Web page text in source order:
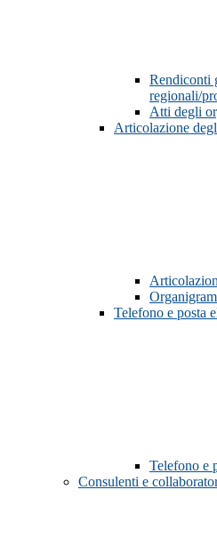
Rendiconti
regionali/
Atti degli
Articolazione
Telefono e posta
Telefono e
Consulenti e